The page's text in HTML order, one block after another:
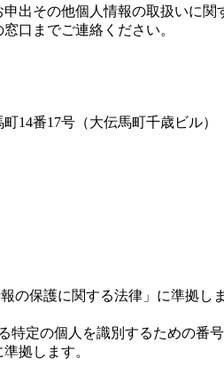
出その他個人情報の取扱いに関
口までご連絡ください。
14番17号（大伝馬町千歳ビル）
保護に関する法律」に準拠し
特定の個人を識別するための番号
拠します。